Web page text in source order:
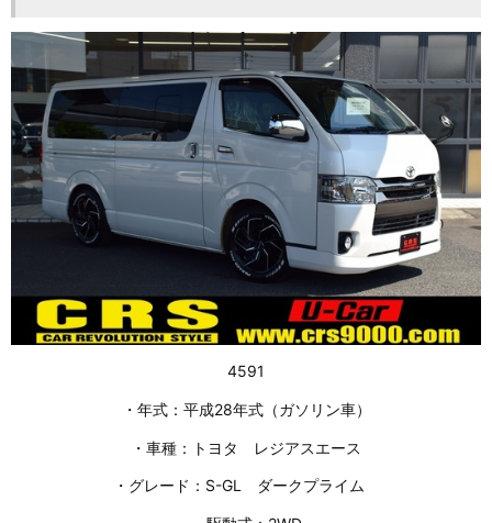
4591
・年式：平成28年式（ガソリン車）
・車種：トヨタ レジアスエース
・グレード：S-GL ダークプライム